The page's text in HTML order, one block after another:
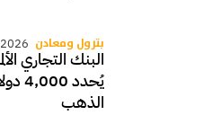
بترول ومعادن
الذهب